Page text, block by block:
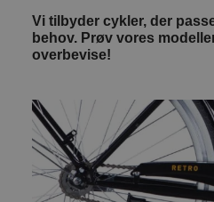
Vi tilbyder cykler, der
behov. Prøv vores
overbevise!